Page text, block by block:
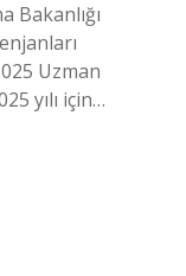
Bakanlığı
Uzman
yılı için…